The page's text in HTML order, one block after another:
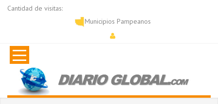
Cantidad de visitas:
Municipios Pampeanos